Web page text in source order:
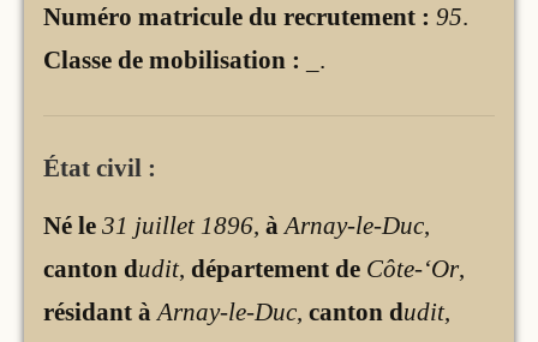
Numéro matricule du recrutement : 95.
Classe de mobilisation :
.
État civil :
Né le 31 juillet 1896, à Arnay-le-Duc,
canton dudit, département de Côte-‘Or,
résidant à Arnay-le-Duc, canton dudit,